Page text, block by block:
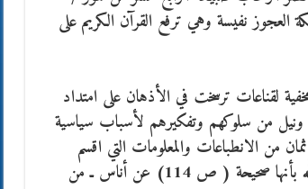
العجوز نفيسة وهي ترفع القرآن الكريم على
لقناعات ترسخت في الأذهان على امتداد
من سلوكهم وتفكيرهم لأسباب سياسية
من الانطباعات والمعلومات التي اقسم
صاحب المذكرات الاستاذ عطا عبد الوهاب وأشهد الله بأنها صحيحة ( ص 114) عن أناس ـ من